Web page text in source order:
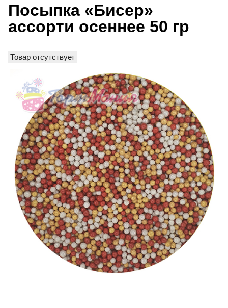
Посыпка «Бисер»
ассорти осеннее 50 гр
Товар отсутствует